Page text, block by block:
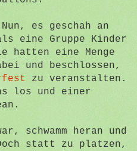
es geschah an
eine Gruppe Kinder
hatten eine Menge
und beschlossen,
zu veranstalten.
los und einer
schwamm heran und
statt zu platzen,